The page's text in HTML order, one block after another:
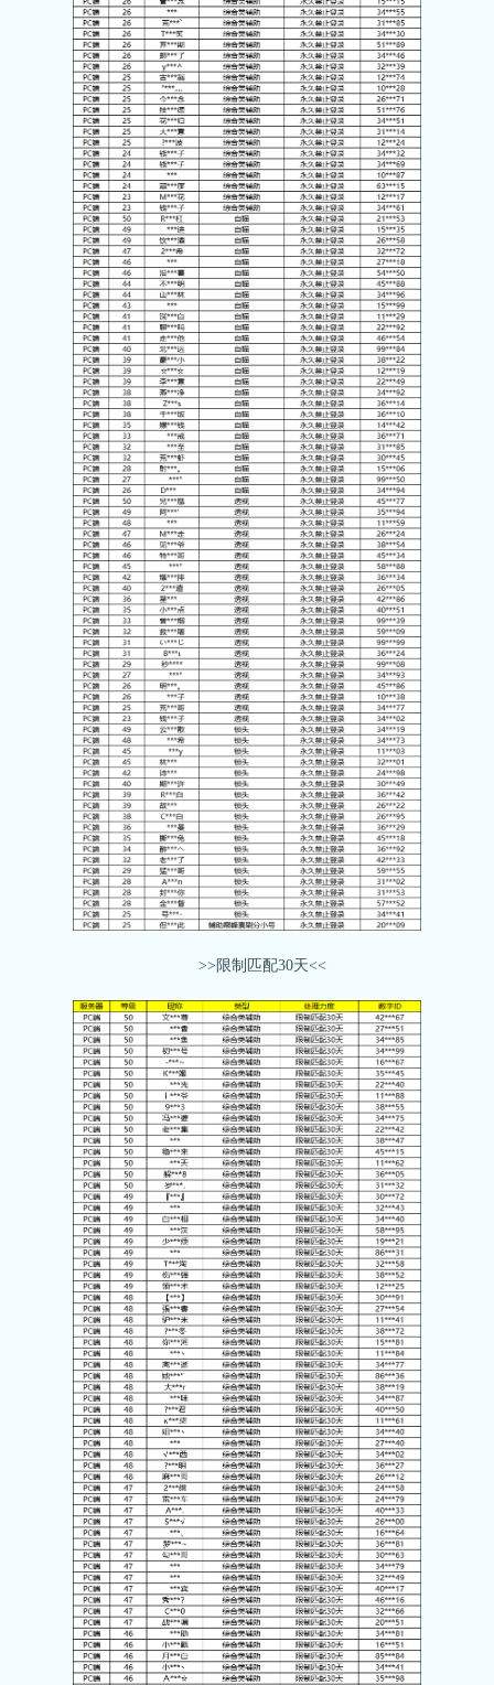
>>限制匹配30天<<
关注微博：荒野行动官方微博 关注微信：网易荒野行动